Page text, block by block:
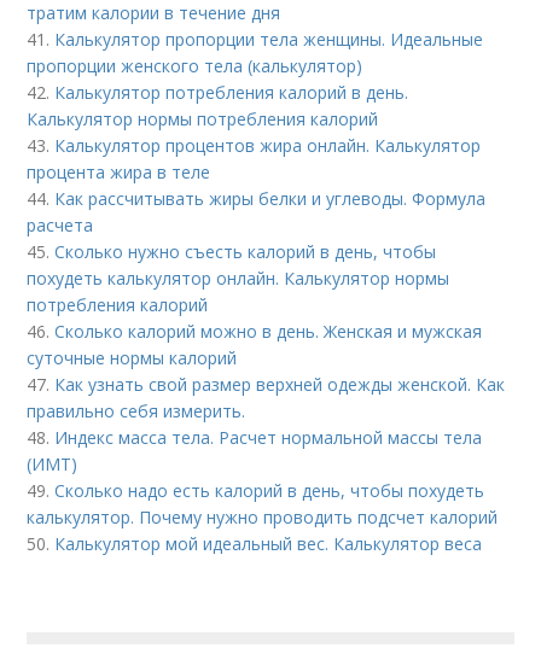
тратим калории в течение дня
41. Калькулятор пропорции тела женщины. Идеальные
пропорции женского тела (калькулятор)
42. Калькулятор потребления калорий в день.
Калькулятор нормы потребления калорий
43. Калькулятор процентов жира онлайн. Калькулятор
процента жира в теле
44. Как рассчитывать жиры белки и углеводы. Формула
расчета
45.Сколько нужно съесть калорий в день, чтобы
похудеть калькулятор онлайн. Калькулятор нормы
потребления калорий
46.Сколько калорий можно в день. Женская и мужская
суточные нормы калорий
47. Как узнать свой размер верхней одежды женской. Как
правильно себя измерить.
48. Индекс масса тела. Расчет нормальной массы тела
(ИМТ)
49.Сколько надо есть калорий в день, чтобы похудеть
калькулятор. Почему нужно проводить подсчет калорий
50. Калькулятор мой идеальный вес. Калькулятор веса